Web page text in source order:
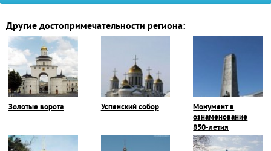
Другие достопримечательности региона:
Золотые ворота Успенский собор
Монумент в
ознаменование
850-летия
Владимира